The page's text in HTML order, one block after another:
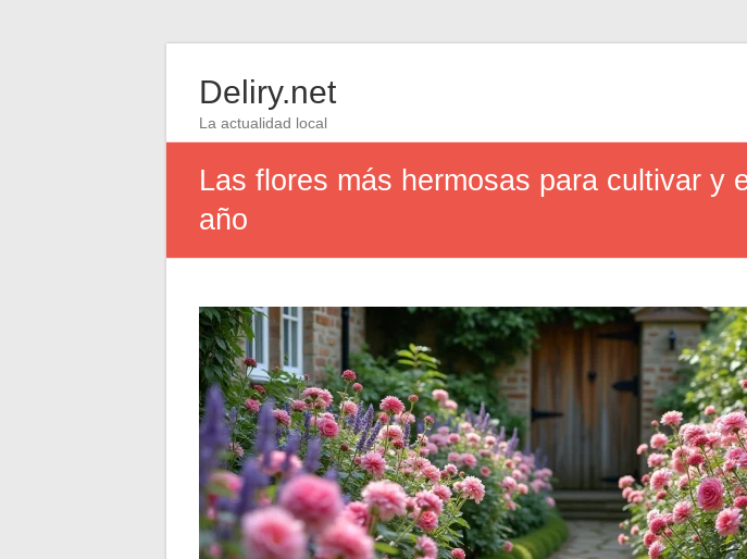
Deliry.net
La actualidad local
Las flores más hermosas para cultivar y
año